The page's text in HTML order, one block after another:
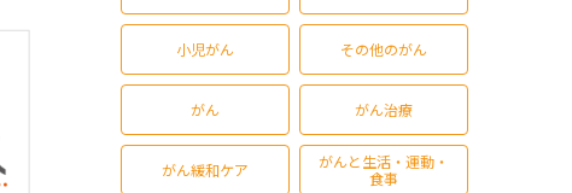
小児がん その他のがん
がん がん治療
がん緩和ケア
がんと生活・運動・
食事